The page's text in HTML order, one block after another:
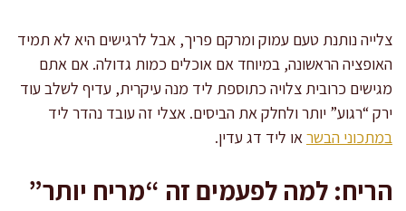
צלייה נותנת טעם עמוק ומרקם פריך, אבל לרגישים היא לא תמיד
האופציה הראשונה, במיוחד אם אוכלים כמות גדולה. אם אתם
מגישים כרובית צלויה כתוספת ליד מנה עיקרית, עדיף לשלב עוד
ירק “רגוע” יותר ולחלק את הביסים. אצלי זה עובד נהדר ליד
במתכוני הבשראו ליד דג עדין.
הריח: למה לפעמים זה “מריח יותר”